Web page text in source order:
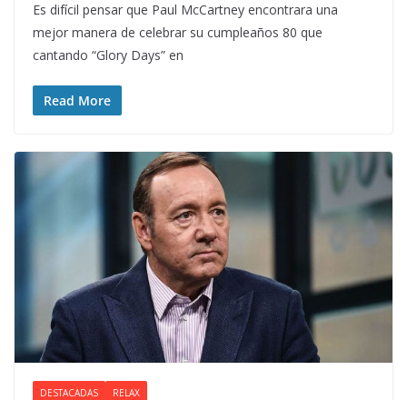
Es difícil pensar que Paul McCartney encontrara una
mejor manera de celebrar su cumpleaños 80 que
cantando “Glory Days” en
Read More
DESTACADAS RELAX